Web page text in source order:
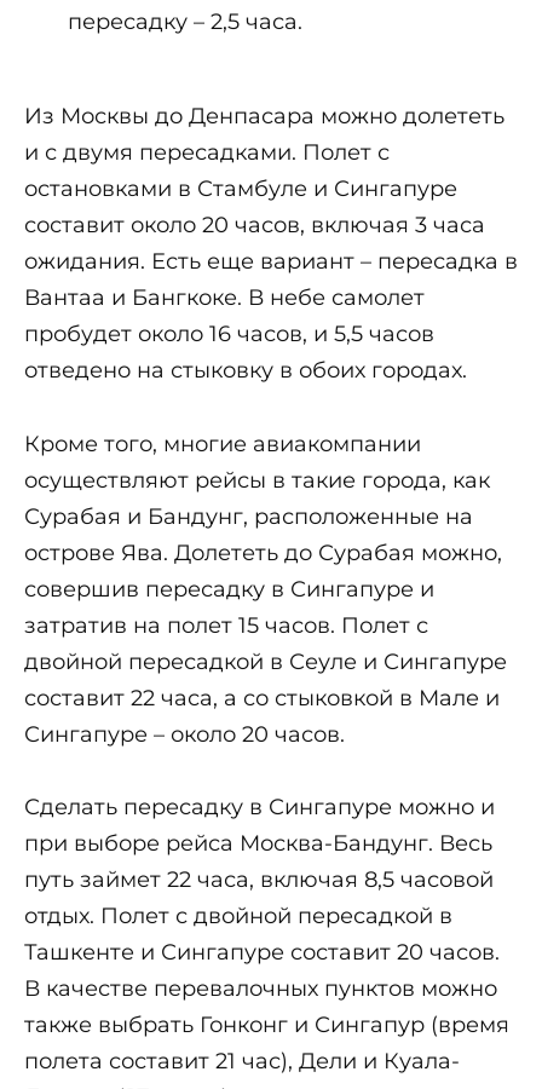
пересадку – 2,5 часа.
Из Москвы до Денпасара можно долететь
и с двумя пересадками. Полет с
остановками в Стамбуле и Сингапуре
составит около 20 часов, включая 3 часа
ожидания. Есть еще вариант – пересадка в
Вантаа и Бангкоке. В небе самолет
пробудет около 16 часов, и 5,5 часов
отведено на стыковку в обоих городах.
Кроме того, многие авиакомпании
осуществляют рейсы в такие города, как
Сурабая и Бандунг, расположенные на
острове Ява. Долететь до Сурабая можно,
совершив пересадку в Сингапуре и
затратив на полет 15 часов. Полет с
двойной пересадкой в Сеуле и Сингапуре
составит 22 часа, а со стыковкой в Мале и
Сингапуре – около 20 часов.
Сделать пересадку в Сингапуре можно и
при выборе рейса Москва-Бандунг. Весь
путь займет 22 часа, включая 8,5 часовой
отдых. Полет с двойной пересадкой в
Ташкенте и Сингапуре составит 20 часов.
В качестве перевалочных пунктов можно
также выбрать Гонконг и Сингапур (время
полета составит 21 час), Дели и Куала-